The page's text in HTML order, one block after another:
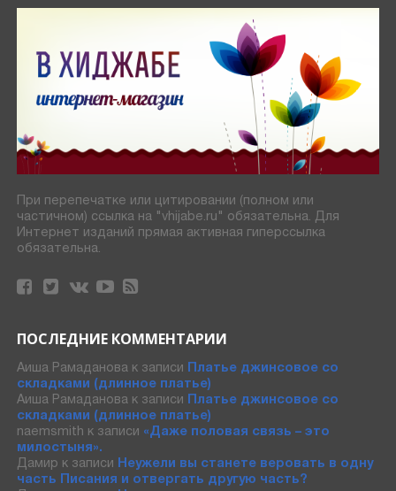
При перепечатке или цитировании (полном или
частичном) ссылка на "vhijabe.ru" обязательна. Для
Интернет изданий прямая активная гиперссылка
обязательна.
ПОСЛЕДНИЕ КОММЕНТАРИИ
Аиша Рамадановак записи Платье джинсовое со
складками (длинное платье)
Аиша Рамадановак записи Платье джинсовое со
складками (длинное платье)
naemsmith к записи «Даже половая связь – это
милостыня».
Дамир к записи Неужели вы станете веровать в одну
часть Писания и отвергать другую часть?